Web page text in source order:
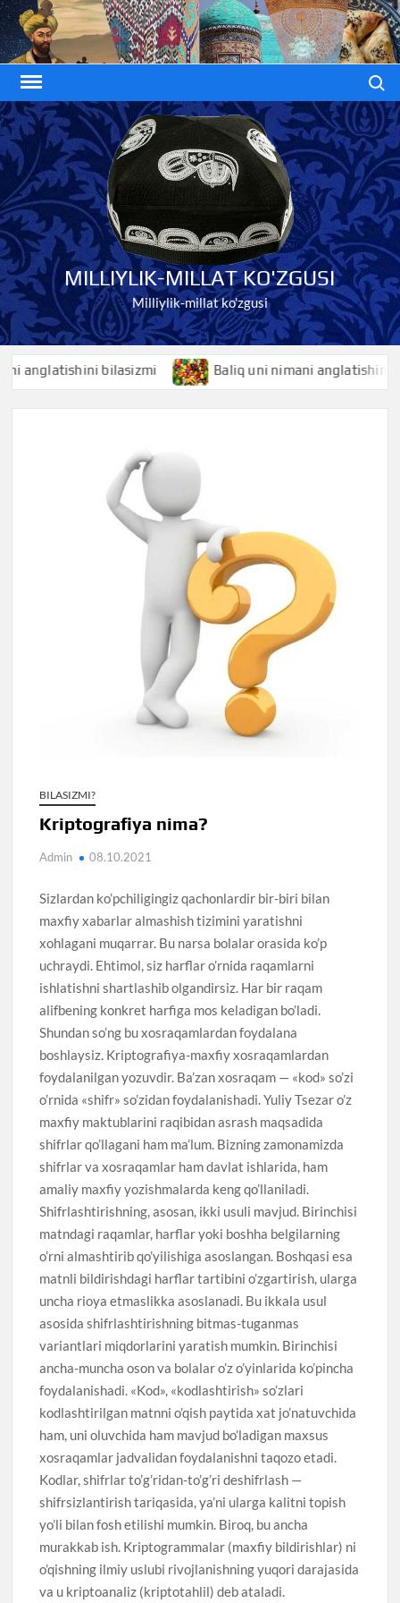
Skip
to
content
MILLIYLIK-MILLAT KO'ZGUSI
Milliylik-millat ko'zgusi
bilasizmi Baliq uni nimani anglatishini
BILASIZMI?
Kriptografiya nima?
Admin 08.10.2021
Sizlardan ko’pchiligingiz qachonlardir bir-biri bilan
maxfiy xabarlar almashish tizimini yaratishni
xohlagani muqarrar. Bu narsa bolalar orasida ko’p
uchraydi. Ehtimol, siz harflar o’rnida raqamlarni
ishlatishni shartlashib olgandirsiz. Har bir raqam
alifbening konkret harfiga mos keladigan bo’ladi.
Shundan so’ng bu xosraqamlardan foydalana
boshlaysiz. Kriptografiya-maxfiy xosraqamlardan
foydalanilgan yozuvdir. Ba’zan xosraqam — «kod» so’zi
o’rnida «shifr» so’zidan foydalanishadi. Yuliy Tsezar o’z
maxfiy maktublarini raqibidan asrash maqsadida
shifrlar qo’llagani ham ma’lum. Bizning zamonamizda
shifrlar va xosraqamlar ham davlat ishlarida, ham
amaliy maxfiy yozishmalarda keng qo’llaniladi.
Shifrlashtirishning, asosan, ikki usuli mavjud. Birinchisi
matndagi raqamlar, harflar yoki boshha belgilarning
o’rni almashtirib qo’yilishiga asoslangan. Boshqasi esa
matnli bildirishdagi harflar tartibini o’zgartirish, ularga
uncha rioya etmaslikka asoslanadi. Bu ikkala usul
asosida shifrlashtirishning bitmas-tuganmas
variantlari miqdorlarini yaratish mumkin. Birinchisi
ancha-muncha oson va bolalar o’z o’yinlarida ko’pincha
foydalanishadi. «Kod», «kodlashtirish» so’zlari
kodlashtirilgan matnni o’qish paytida xat jo’natuvchida
ham, uni oluvchida ham mavjud bo’ladigan maxsus
xosraqamlar jadvalidan foydalanishni taqozo etadi.
Kodlar, shifrlar to’g’ridan-to’g’ri deshifrlash —
shifrsizlantirish tariqasida, ya’ni ularga kalitni topish
yo’li bilan fosh etilishi mumkin. Biroq, bu ancha
murakkab ish. Kriptogrammalar (maxfiy bildirishlar) ni
o’qishning ilmiy uslubi rivojlanishning yuqori darajasida
va u kriptoanaliz (kriptotahlil) deb ataladi.